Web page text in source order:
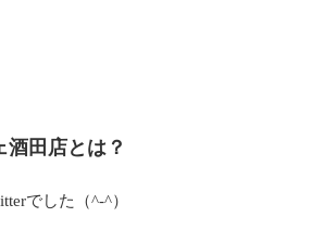
酒田店とは？
でした（^-^）